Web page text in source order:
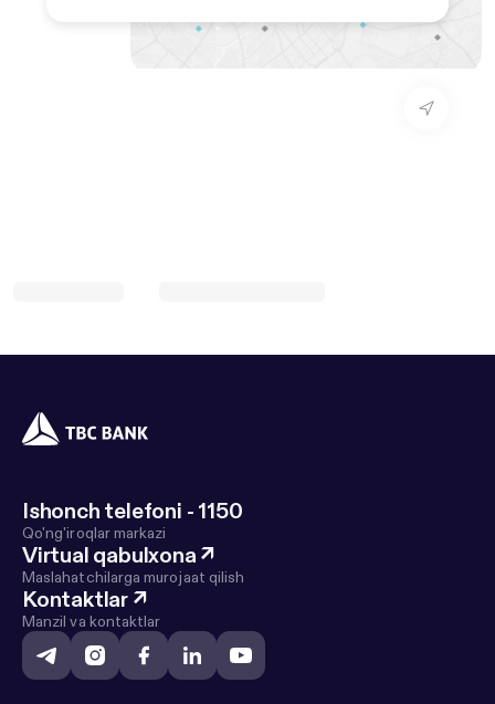
Ishonch telefoni - 1150
Qo'ng'iroqlar markazi
Virtual qabulxona ↗
Maslahatchilarga murojaat qilish
Kontaktlar ↗
Manzil va kontaktlar